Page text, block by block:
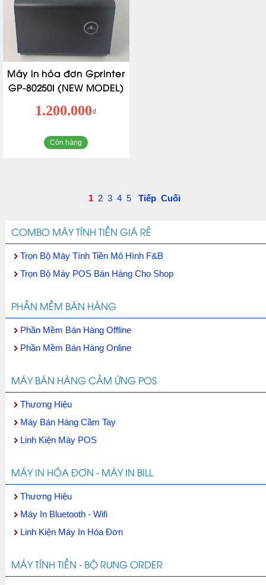
Máy in hóa đơn Gprinter
GP-80250I (NEW MODEL)
1.200.000₫
Còn hàng
1 2 3 4 5 Tiếp Cuối
COMBO MÁY TÍNH TIỀN GIÁ RẺ
Trọn Bộ Máy Tính Tiền Mô Hình F&B
Trọn Bộ Máy POS Bán Hàng Cho Shop
PHẦN MỀM BÁN HÀNG
Phần Mềm Bán Hàng Offline
Phần Mềm Bán Hàng Online
MÁY BÁN HÀNG CẢM ỨNG POS
Thương Hiệu
Máy Bán Hàng Cầm Tay
Linh Kiện Máy POS
MÁY IN HÓA ĐƠN - MÁY IN BILL
Thương Hiệu
Máy In Bluetooth - Wifi
Linh Kiện Máy In Hóa Đơn
MÁY TÍNH TIỀN - BỘ RUNG ORDER